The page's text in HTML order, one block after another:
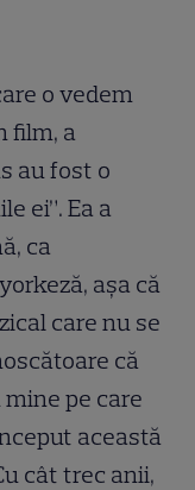
o vedem
film, a
au fost o
ei”. Ea a
ca
așa că
care nu se
că
pe care
această
cât trec anii,